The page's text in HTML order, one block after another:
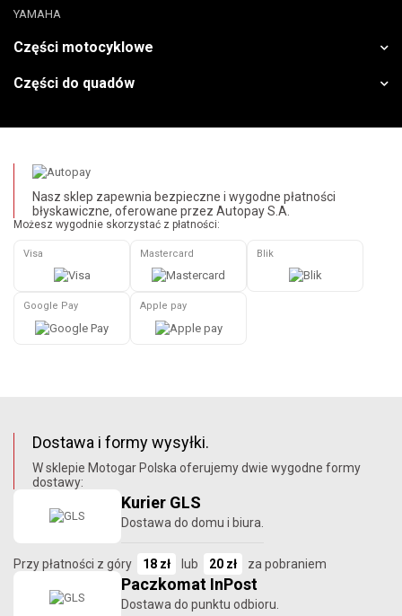
YAMAHA
Części motocyklowe
Części do quadów
Nasz sklep zapewnia bezpieczne i wygodne płatności
błyskawiczne, oferowane przez Autopay S.A.
Możesz wygodnie skorzystać z płatności:
Visa Mastercard Blik
Google Pay Apple pay
Dostawa i formy wysyłki.
W sklepie Motogar Polska oferujemy dwie wygodne formy
dostawy:
Kurier GLS
Dostawa do domu i biura.
Przy płatności z góry 18 zł lub 20 zł za pobraniem
Paczkomat InPost
Dostawa do punktu odbioru.